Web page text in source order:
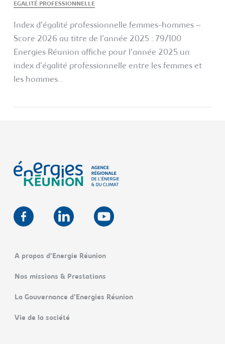
EGALITÉ PROFESSIONNELLE
Index d’égalité professionnelle femmes-hommes –
Score 2026 au titre de l'année 2025 : 79/100
Energies Réunion affiche pour l’année 2025 un
index d’égalité professionnelle entre les femmes et
les hommes…
A propos d’Energie Réunion
Nos missions & Prestations
La Gouvernance d’Energies Réunion
Vie de la société